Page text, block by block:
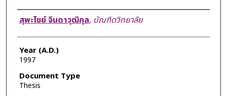
Author
สุพะไชย์ จินดาวุฒิกุล, บัณฑิตวิทยาลัย
Year (A.D.)
1997
Document Type
Thesis